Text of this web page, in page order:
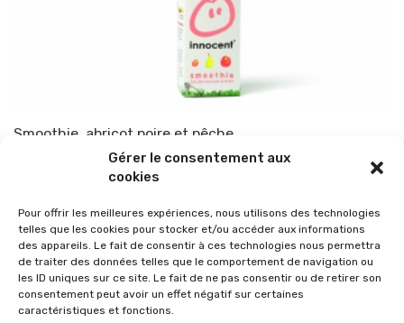
Gérer le consentement aux
cookies
Pour offrir les meilleures expériences, nous utilisons des technologies
telles que les cookies pour stocker et/ou accéder aux informations
des appareils. Le fait de consentir à ces technologies nous permettra
de traiter des données telles que le comportement de navigation ou
les ID uniques sur ce site. Le fait de ne pas consentir ou de retirer son
consentement peut avoir un effet négatif sur certaines
caractéristiques et fonctions.
Smoothie, abricot poire et pêche
TOP-PARENTS 24 juillet 2013